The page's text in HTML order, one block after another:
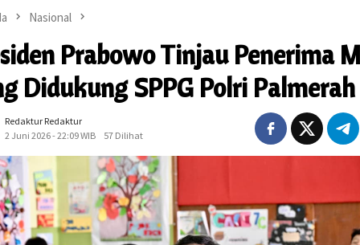
Nasional
Prabowo Tinjau Penerima
Didukung SPPG Polri Palmerah
Redaktur Redaktur
2 Juni 2026 - 22:09 WIB
57 Dilihat